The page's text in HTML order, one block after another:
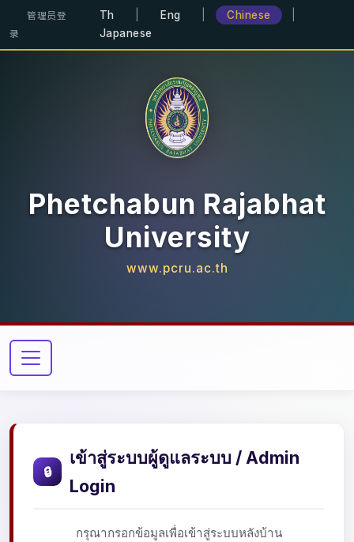
管理员登
录
Th Eng Chinese
Japanese
Phetchabun Rajabhat
University
www.pcru.ac.th
🔒
เข้าสู่ระบบผู้ดูแลระบบ / Admin
Login
กรุณากรอกข้อมูลเพื่อเข้าสู่ระบบหลังบ้าน